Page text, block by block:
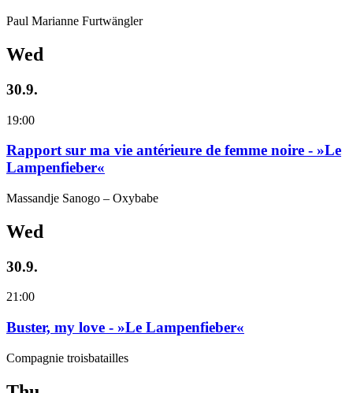
Paul Marianne Furtwängler
Wed
30.9.
19:00
Rapport sur ma vie antérieure de femme noire - »Le
Lampenfieber«
Massandje Sanogo – Oxybabe
Wed
30.9.
21:00
Buster, my love - »Le Lampenfieber«
Compagnie troisbatailles